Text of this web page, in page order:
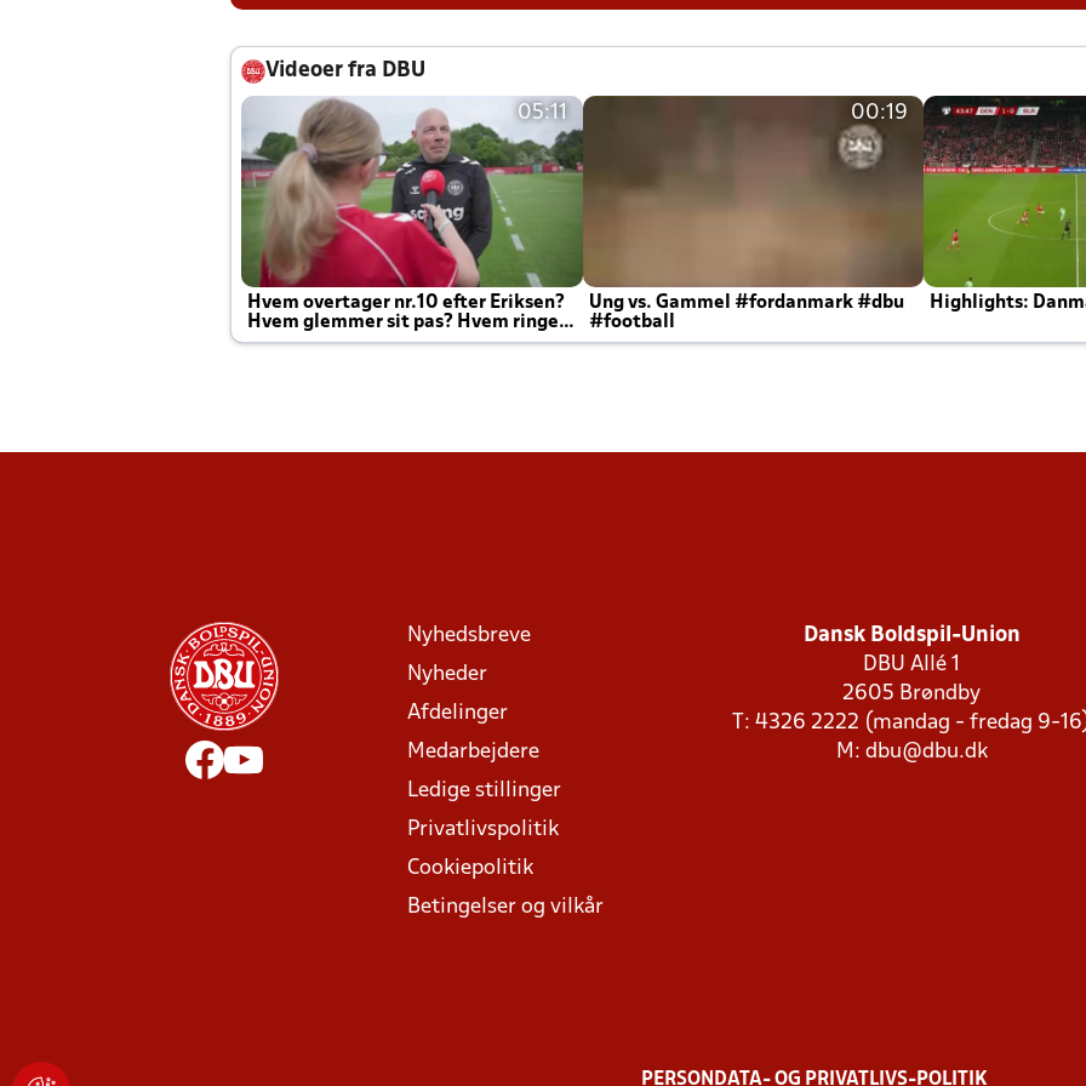
Videoer fra DBU
05:11
Hvem overtager nr.10 efter Eriksen?
Hvem glemmer sit pas? Hvem ringer
Joachim altid til efter kampe?
00:19
Ung vs. Gammel #fordanmark #dbu
#football
Highlights:
Nyhedsbreve
Nyheder
Afdelinger
Medarbejdere
Ledige stillinger
Privatlivspolitik
Cookiepolitik
Betingelser og vilkår
Dansk Boldspil-Union
DBU Allé 1
2605 Brøndby
T: 4326 2222 (mandag - fredag 9-
M: dbu@dbu.dk
PERSONDATA- OG PRIVATLIVS-POLITIK